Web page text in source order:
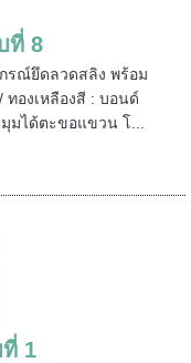
ที่ 8
รณ์ยึดลวดสลิง พร้อม
องเหลืองสี : บอนด์
มได้ตะขอแขวน โ...
1